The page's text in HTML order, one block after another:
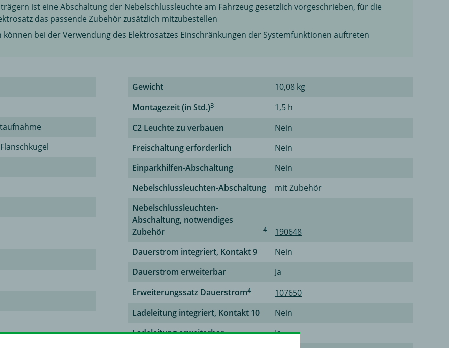
ist eine Abschaltung der Nebelschlussleuchte am Fahrzeug gesetzlich vorgeschrieben, für die
das passende Zubehör zusätzlich mitzubestellen
können bei der Verwendung des Elektrosatzes Einschränkungen der Systemfunktionen auftreten
Gewicht
10,08 kg
Montagezeit (in Std.)3
1,5 h
C2 Leuchte zu verbauen
Nein
Freischaltung erforderlich
Nein
Einparkhilfen-Abschaltung
Nein
Nebelschlussleuchten-Abschaltung
mit Zubehör
Nebelschlussleuchten-
Abschaltung, notwendiges
Zubehör
4
190648
Dauerstrom integriert, Kontakt 9
Nein
Dauerstrom erweiterbar
Ja
Erweiterungssatz Dauerstrom4
107650
Ladeleitung integriert, Kontakt 10
Nein
Ladeleitung erweiterbar
Ja